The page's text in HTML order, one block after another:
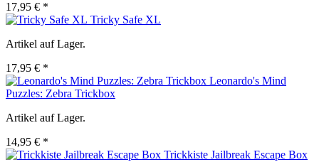
17,95 € *
Tricky Safe XL
Artikel auf Lager.
17,95 € *
Leonardo's Mind
Puzzles: Zebra Trickbox
Artikel auf Lager.
14,95 € *
Trickkiste Jailbreak Escape Box